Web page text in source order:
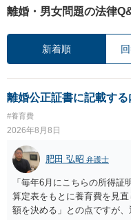
離婚・男女問題の法律
新着順
離婚公正証書に記載す
#養育費
2026年8月8日
肥田 弘昭 弁護士
「毎年6月にこちらの所得
算定表をもとに養育費を見
額を決める」との点ですが